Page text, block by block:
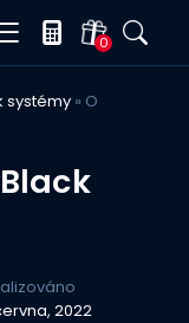
0
systémy » O
2022